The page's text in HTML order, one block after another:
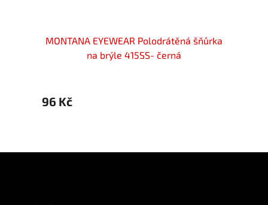
MONTANA EYEWEAR Polodrátěná šňůrka
na brýle 415SS- černá
96 Kč